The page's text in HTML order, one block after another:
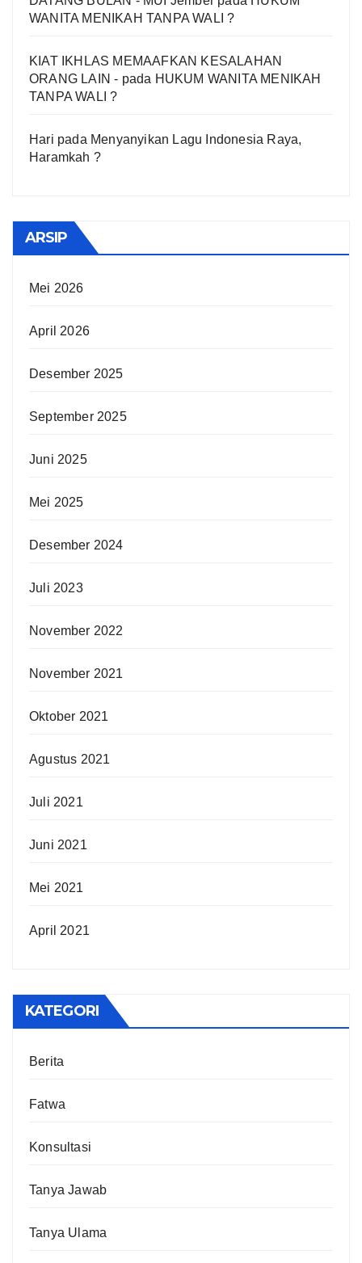
WANITA MENIKAH TANPA WALI ?
KIAT IKHLAS MEMAAFKAN KESALAHAN
ORANG LAIN - pada HUKUM WANITA MENIKAH
TANPA WALI ?
Hari pada Menyanyikan Lagu Indonesia Raya,
Haramkah ?
ARSIP
Mei 2026
April 2026
Desember 2025
September 2025
Juni 2025
Mei 2025
Desember 2024
Juli 2023
November 2022
November 2021
Oktober 2021
Agustus 2021
Juli 2021
Juni 2021
Mei 2021
April 2021
KATEGORI
Berita
Fatwa
Konsultasi
Tanya Jawab
Tanya Ulama